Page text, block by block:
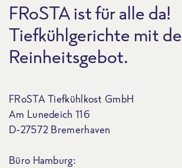
FRoSTA ist für alle da!
Tiefkühlgerichte mit
Reinheitsgebot.
FRoSTA Tiefkühlkost GmbH
Am Lunedeich 116
D-27572 Bremerhaven
Büro Hamburg: